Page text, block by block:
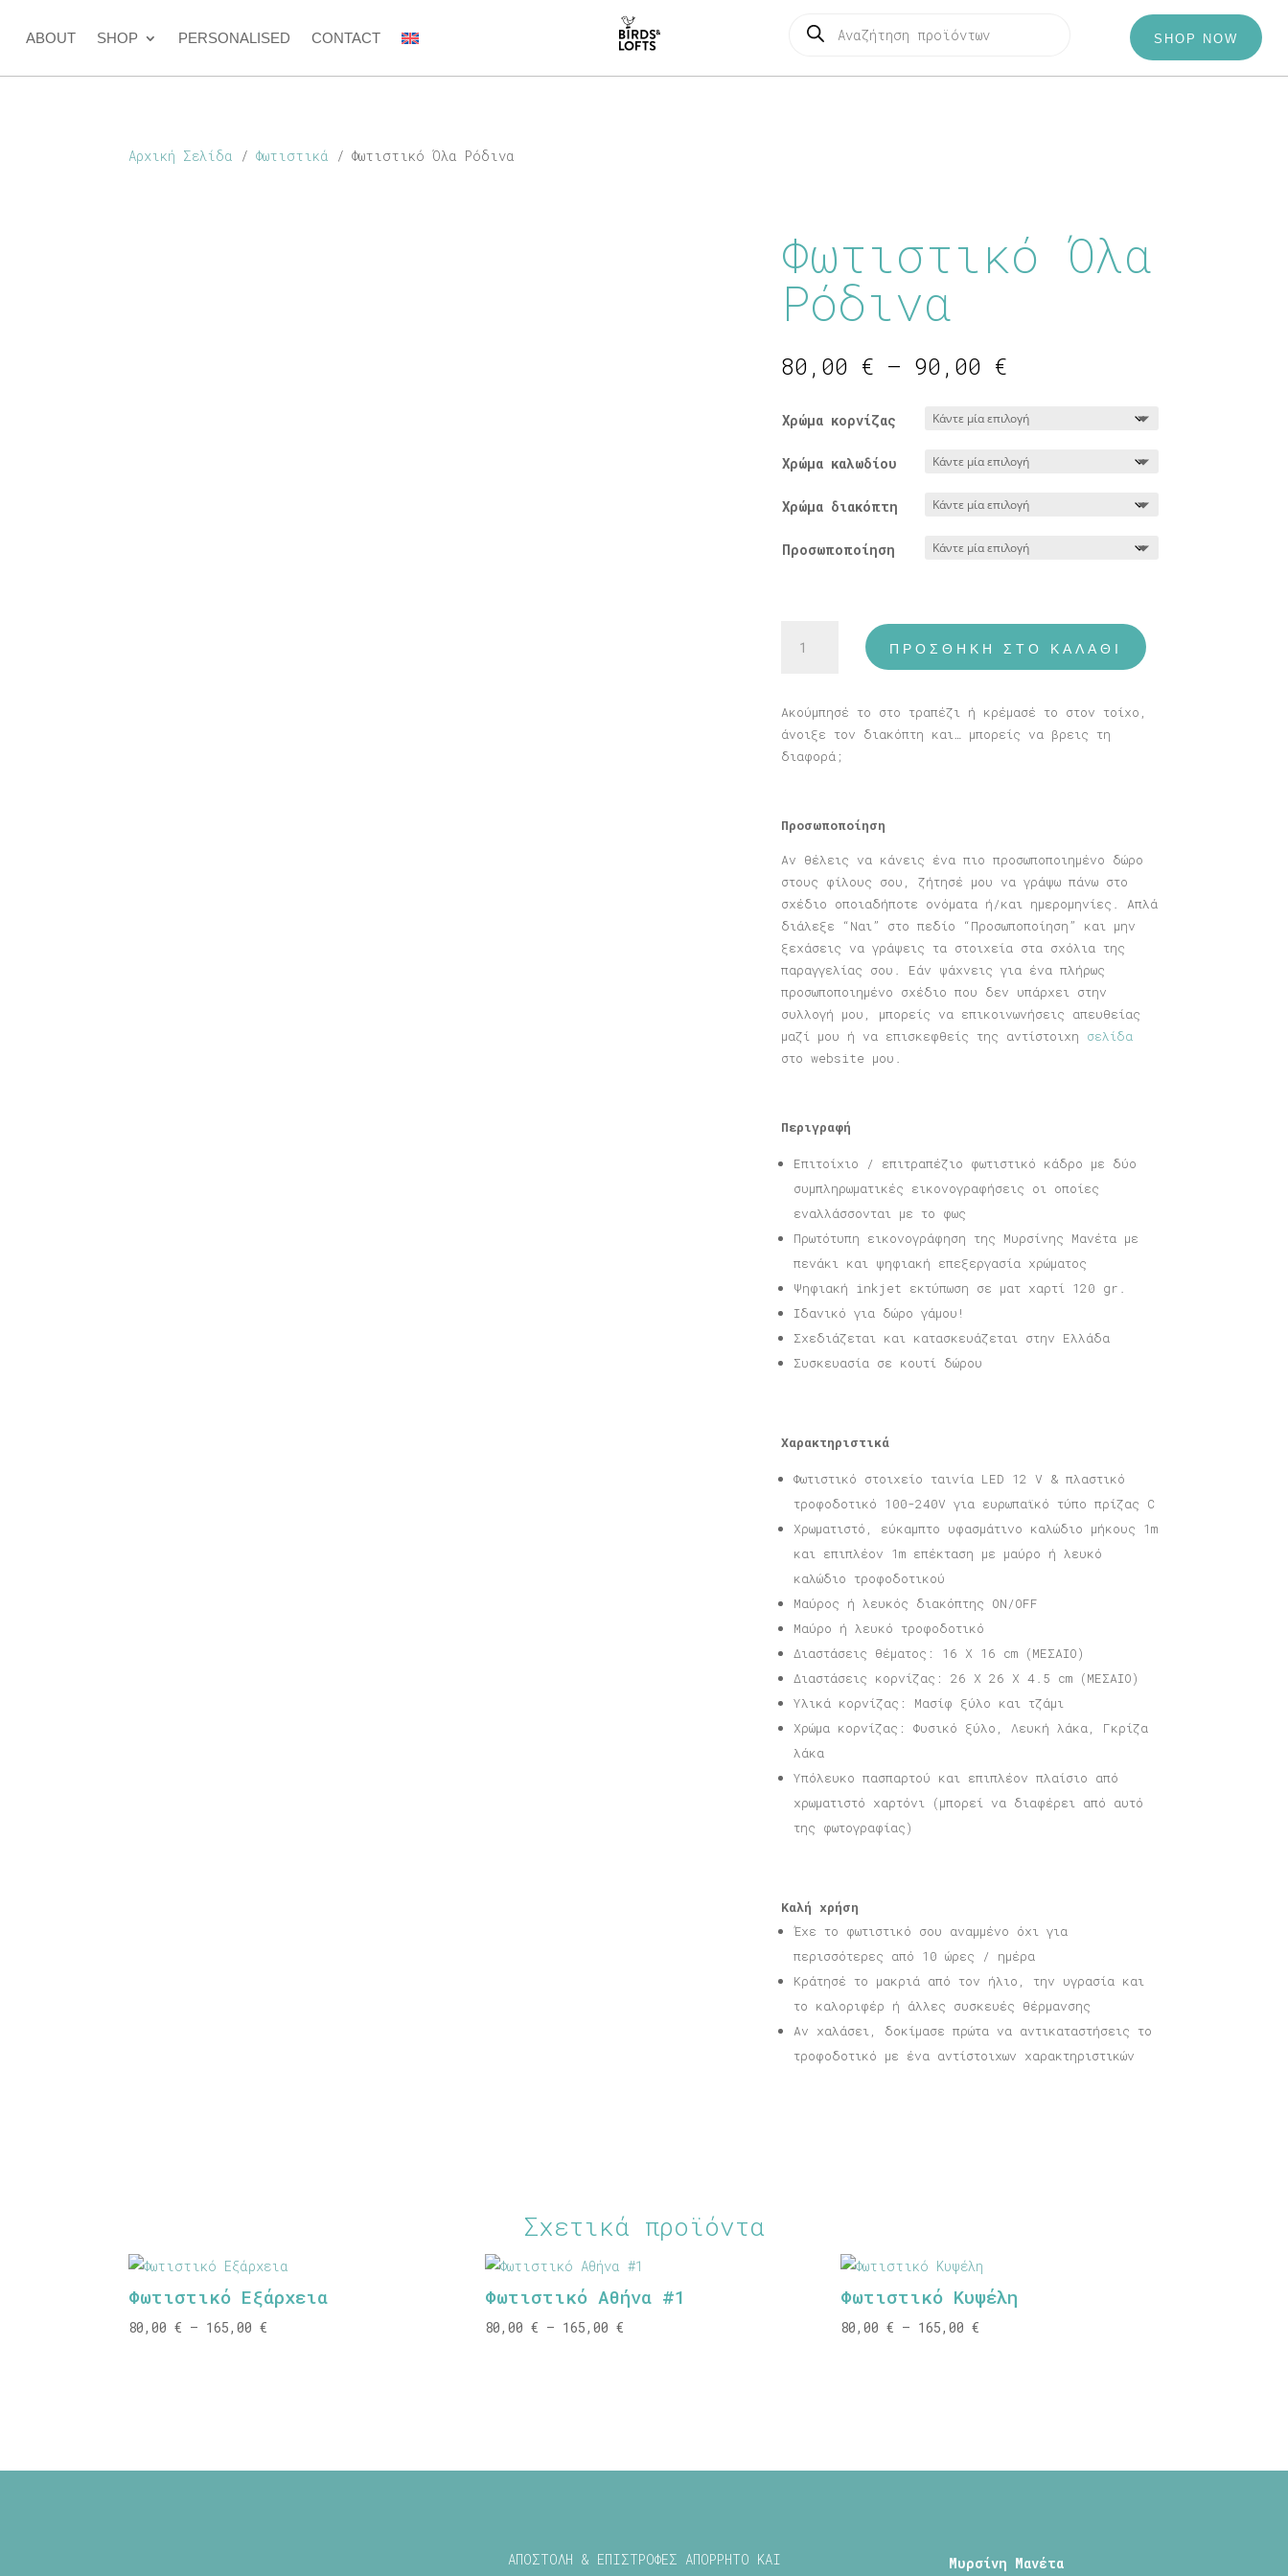
ABOUT SHOP PERSONALISED CONTACT SHOP NOW
search
Αρχική Σελίδα /Φωτιστικά / Φωτιστικό Όλα Ρόδινα
Φωτιστικό Όλα
Ρόδινα
80,00 € – 90,00 €Price
80,00 €
through
90,00 €
Χρώμα κορνίζας
Χρώμα καλωδίου
Χρώμα διακόπτη
Προσωποποίηση
Όλα
ΠΡΟΣΘΉΚΗ ΣΤΟ ΚΑΛΆΘΙ
Ακούμπησέ το στο τραπέζι ή κρέμασέ το στον τοίχο,
άνοιξε τον διακόπτη και… μπορείς να βρεις τη
διαφορά;
Προσωποποίηση
Αν θέλεις να κάνεις ένα πιο προσωποποιημένο δώρο
στους φίλους σου, ζήτησέ μου να γράψω πάνω στο
σχέδιο οποιαδήποτε ονόματα ή/και ημερομηνίες. Απλά
διάλεξε “Ναι” στο πεδίο “Προσωποποίηση” και μην
ξεχάσεις να γράψεις τα στοιχεία στα σχόλια της
παραγγελίας σου. Εάν ψάχνεις για ένα πλήρως
προσωποποιημένο σχέδιο που δεν υπάρχει στην
συλλογή μου, μπορείς να επικοινωνήσεις απευθείας
μαζί μου ή να επισκεφθείς της αντίστοιχη σελίδα
στο website μου.
Περιγραφή
Επιτοίχιο / επιτραπέζιο φωτιστικό κάδρο με δύο
συμπληρωματικές εικονογραφήσεις οι οποίες
εναλλάσσονται με το φως
Πρωτότυπη εικονογράφηση της Μυρσίνης Μανέτα με
πενάκι και ψηφιακή επεξεργασία χρώματος
Ψηφιακή inkjet εκτύπωση σε ματ χαρτί 120 gr.
Ιδανικό για δώρο γάμου!
Σχεδιάζεται και κατασκευάζεται στην Ελλάδα
Συσκευασία σε κουτί δώρου
Χαρακτηριστικά
Φωτιστικό στοιχείο ταινία LED 12 V & πλαστικό
τροφοδοτικό 100-240V για ευρωπαϊκό τύπο πρίζας C
Χρωματιστό, εύκαμπτο υφασμάτινο καλώδιο μήκους 1m
και επιπλέον 1m επέκταση με μαύρο ή λευκό
καλώδιο τροφοδοτικού
Μαύρος ή λευκός διακόπτης ON/OFF
Μαύρο ή λευκό τροφοδοτικό
Διαστάσεις θέματος: 16 X 16 cm (ΜΕΣΑΙΟ)
Διαστάσεις κορνίζας: 26 X 26 X 4.5 cm (ΜΕΣΑΙΟ)
Υλικά κορνίζας: Μασίφ ξύλο και τζάμι
Χρώμα κορνίζας: Φυσικό ξύλο, Λευκή λάκα, Γκρίζα
λάκα
Υπόλευκο πασπαρτού και επιπλέον πλαίσιο από
χρωματιστό χαρτόνι (μπορεί να διαφέρει από αυτό
της φωτογραφίας)
Καλή χρήση
Έχε το φωτιστικό σου αναμμένο όχι για
περισσότερες από 10 ώρες / ημέρα
Κράτησέ το μακριά από τον ήλιο, την υγρασία και
το καλοριφέρ ή άλλες συσκευές θέρμανσης
Αν χαλάσει, δοκίμασε πρώτα να αντικαταστήσεις το
τροφοδοτικό με ένα αντίστοιχων χαρακτηριστικών
Σχετικά προϊόντα
Φωτιστικό Εξάρχεια
80,00€ – 165,00€
Φωτιστικό Αθήνα #1
80,00 € – 165,00 €Price
Φωτιστικό Κυψέλη
80,00€ – 165,00€
ΑΠΟΣΤΟΛΗ & ΕΠΙΣΤΡΟΦΕΣ ΑΠΟΡΡΗΤΟ ΚΑΙ
Μυρσίνη Μανέτα